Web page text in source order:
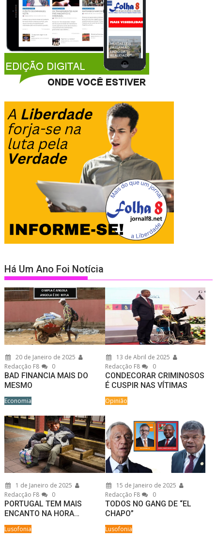
Há Um Ano Foi Notícia
20 de Janeiro de 2025
Redacção F8
0
BAD FINANCIA MAIS DO
MESMO
Economia
13 de Abril de 2025
Redacção F8
0
CONDECORAR CRIMINOSOS
É CUSPIR NAS VÍTIMAS
Opinião
1 de Janeiro de 2025
Redacção F8
0
PORTUGAL TEM MAIS
ENCANTO NA HORA…
Lusofonia
15 de Janeiro de 2025
Redacção F8
0
TODOS NO GANG DE “EL
CHAPO”
Lusofonia